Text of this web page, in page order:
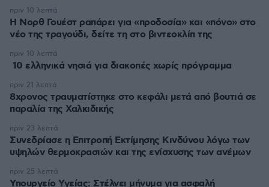
Η Νορθ Γουέστ ραπάρει για «προδοσία» και «πόνο» στο
νέο της τραγούδι, δείτε τη στο βιντεοκλίπ της
πριν 10 λεπτά
10 ελληνικά νησιά για διακοπές χωρίς πρόγραμμα
πριν 10 λεπτά
8χρονος τραυματίστηκε στο κεφάλι μετά από βουτιά σε
παραλία της Χαλκιδικής
πριν 21 λεπτά
Συνεδρίασε η Επιτροπή Εκτίμησης Κινδύνου λόγω των
υψηλών θερμοκρασιών και της ενίσχυσης των ανέμων
πριν 23 λεπτά
Υπουργείο Υγείας: Στέλνει μήνυμα για ασφαλή
πριν 25 λεπτά